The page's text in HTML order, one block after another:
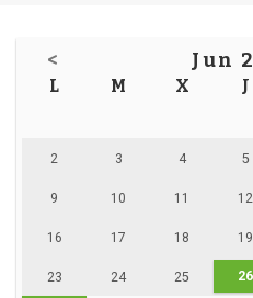
< Jun
L M X J
2 3 4 5
9 10 11 12
16 17 18 19
23 24 25 26